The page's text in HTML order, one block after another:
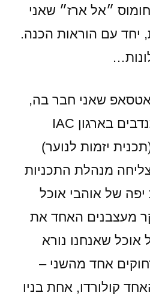
״אל ארז״ שאני
יחד עם הוראות הכנה.
שאני חבר בה,
של המנטורים שמתנדבים בארגון IAC
יזמות לנוער)
מנהלת התכניות
יפה של אוהבי אוכל
מעצבנים האחד את
שאנחנו נורא
אחד מהשני –
קולורדו, אחת בניו